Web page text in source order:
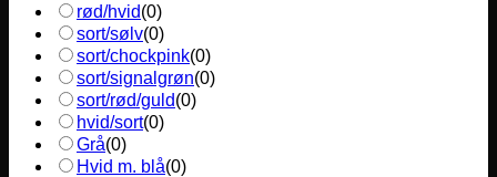
rød/hvid(0)
sort/sølv(0)
sort/chockpink(0)
sort/signalgrøn(0)
sort/rød/guld(0)
hvid/sort(0)
Grå(0)
Hvid m. blå(0)